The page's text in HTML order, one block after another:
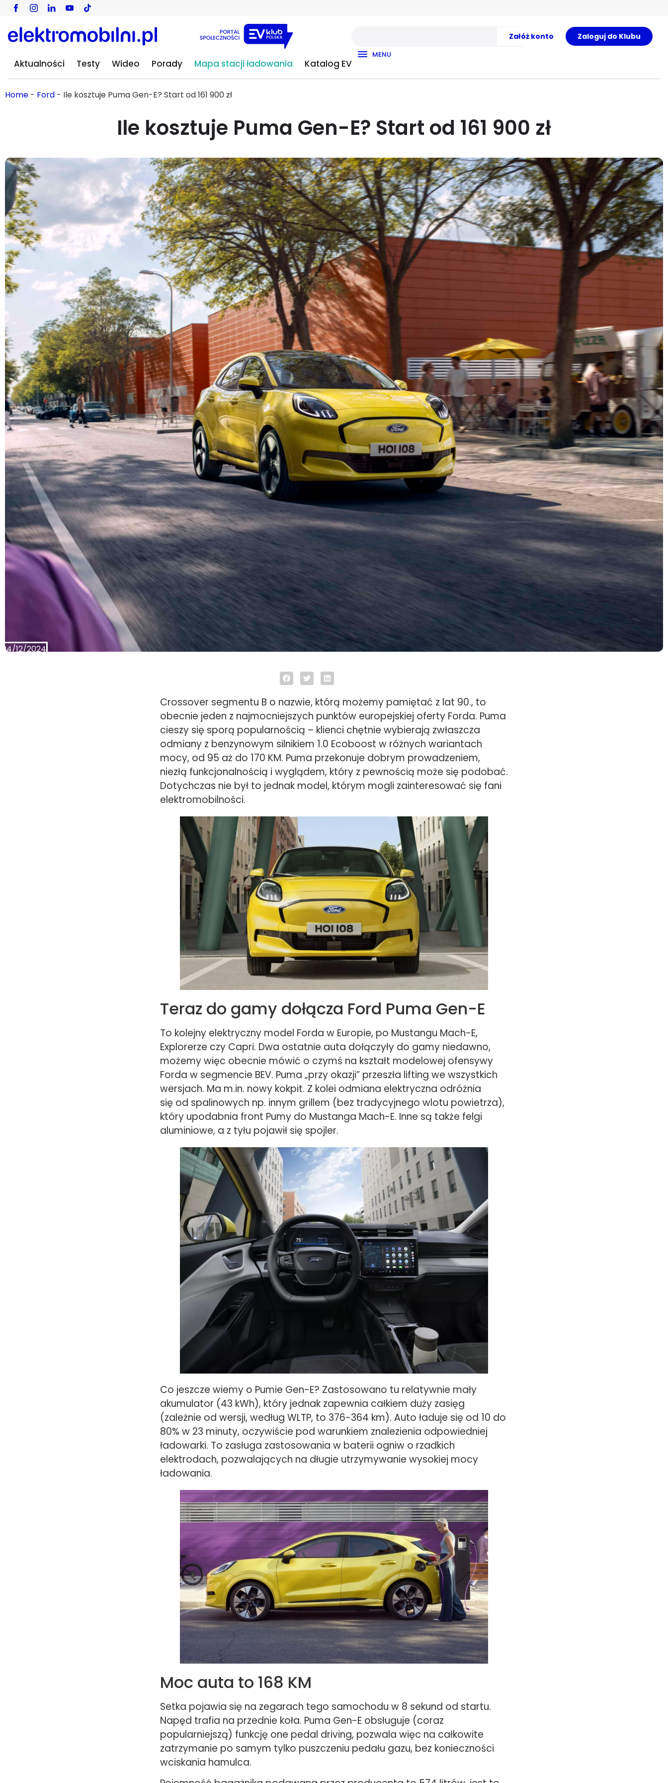
Załóż konto Zaloguj do Klubu
Aktualności Testy Wideo Porady Mapa stacji ładowania Katalog EV
MENU
Home - Ford - Ile kosztuje Puma Gen-E? Start od 161 900 zł
Ile kosztuje Puma Gen-E? Start od 161 900 zł
04/12/2024
Crossover segmentu B o nazwie, którą możemy pamiętać z lat 90., to
obecnie jeden z najmocniejszych punktów europejskiej oferty Forda. Puma
cieszy się sporą popularnością – klienci chętnie wybierają zwłaszcza
odmiany z benzynowym silnikiem 1.0 Ecoboost w różnych wariantach
mocy, od 95 aż do 170 KM. Puma przekonuje dobrym prowadzeniem,
niezłą funkcjonalnością i wyglądem, który z pewnością może się podobać.
Dotychczas nie był to jednak model, którym mogli zainteresować się fani
elektromobilności.
Teraz do gamy dołącza Ford Puma Gen-E
To kolejny elektryczny model Forda w Europie, po Mustangu Mach-E,
Explorerze czy Capri. Dwa ostatnie auta dołączyły do gamy niedawno,
możemy więc obecnie mówić o czymś na kształt modelowej ofensywy
Forda w segmencie BEV. Puma „przy okazji” przeszła lifting we wszystkich
wersjach. Ma m.in. nowy kokpit. Z kolei odmiana elektryczna odróżnia
się od spalinowych np. innym grillem (bez tradycyjnego wlotu powietrza),
który upodabnia front Pumy do Mustanga Mach-E. Inne są także felgi
aluminiowe, a z tyłu pojawił się spojler.
Co jeszcze wiemy o Pumie Gen-E? Zastosowano tu relatywnie mały
akumulator (43 kWh), który jednak zapewnia całkiem duży zasięg
(zależnie od wersji, według WLTP, to 376-364 km). Auto ładuje się od 10 do
80% w 23 minuty, oczywiście pod warunkiem znalezienia odpowiedniej
ładowarki. To zasługa zastosowania w baterii ogniw o rzadkich
elektrodach, pozwalających na długie utrzymywanie wysokiej mocy
ładowania.
Moc auta to 168 KM
Setka pojawia się na zegarach tego samochodu w 8 sekund od startu.
Napęd trafia na przednie koła. Puma Gen-E obsługuje (coraz
popularniejszą) funkcję one pedal driving, pozwala więc na całkowite
zatrzymanie po samym tylko puszczeniu pedału gazu, bez konieczności
wciskania hamulca.